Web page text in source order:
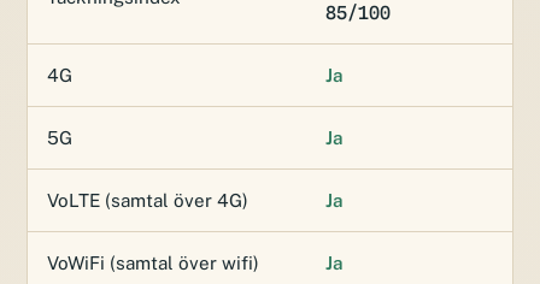
85/100
4G Ja
5G Ja
VoLTE (samtal över 4G) Ja
VoWiFi (samtal över wifi) Ja